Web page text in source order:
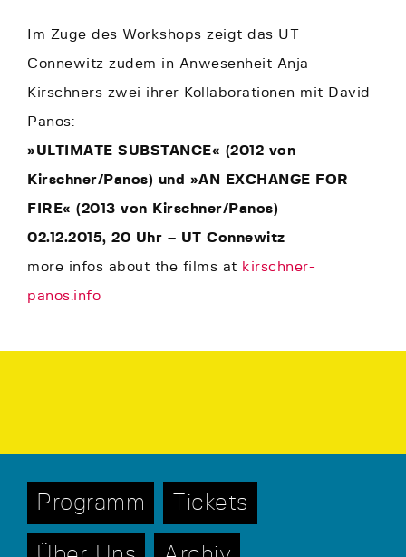
Im Zuge des Workshops zeigt das UT
Connewitz zudem in Anwesenheit Anja
Kirschners zwei ihrer Kollaborationen mit David
Panos:
»ULTIMATE SUBSTANCE« (2012 von
Kirschner/Panos) und »AN EXCHANGE FOR
FIRE« (2013 von Kirschner/Panos)
02.12.2015, 20 Uhr – UT Connewitz
more infos about the films at kirschner-
panos.info
Programm Tickets